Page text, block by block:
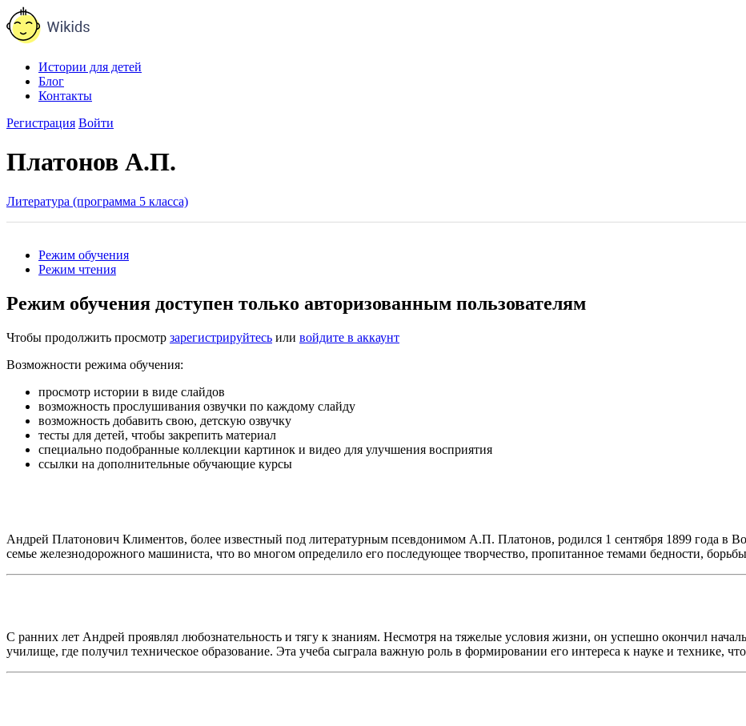
Истории для детей
Блог
Контакты
Регистрация Войти
Платонов А.П.
Литература (программа 5 класса)
Режим обучения
Режим чтения
Режим обучения доступен только авторизованным пользователям
Чтобы продолжить просмотр зарегистрируйтесь или войдите в аккаунт
Возможности режима обучения:
просмотр истории в виде слайдов
возможность прослушивания озвучки по каждому слайду
возможность добавить свою, детскую озвучку
тесты для детей, чтобы закрепить материал
специально подобранные коллекции картинок и видео для улучшения восприятия
ссылки на дополнительные обучающие курсы
Андрей Платонович Климентов, более известный под литературным псевдонимом А.П. Платонов, родился 1 сентября 1899 года в
семье железнодорожного машиниста, что во многом определило его последующее творчество, пропитанное темами бедности,
С ранних лет Андрей проявлял любознательность и тягу к знаниям. Несмотря на тяжелые условия жизни, он успешно окончил
училище, где получил техническое образование. Эта учеба сыграла важную роль в формировании его интереса к науке и технике,